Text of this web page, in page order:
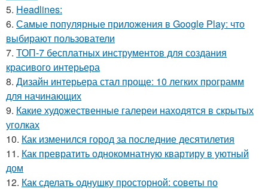
5. Headlines:
6. Самые популярные приложения в Google Play: что
выбирают пользователи
7. ТОП-7 бесплатных инструментов для создания
красивого интерьера
8. Дизайн интерьера стал проще: 10 легких программ
для начинающих
9. Какие художественные галереи находятся в скрытых
уголках
10. Как изменился город за последние десятилетия
11. Как превратить однокомнатную квартиру в уютный
дом
12. Как сделать однушку просторной: советы по